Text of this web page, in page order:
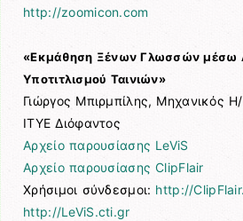
http://zoomicon.com
«Εκμάθηση Ξένων Γλωσσών μέσω
Υποτιτλισμού Ταινιών»
Γιώργος Μπιρμπίλης, Μηχανικός
ΙΤΥΕ Διόφαντος
Αρχείο παρουσίασης LeViS
Αρχείο παρουσίασης ClipFlair
Χρήσιμοι σύνδεσμοι: http://
http://LeViS.cti.gr